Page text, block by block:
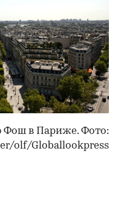
Фош в Париже. Фото:
olf/Globallookpress